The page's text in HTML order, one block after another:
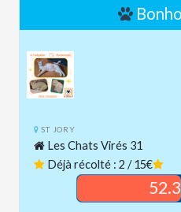
ST JORY
Les Chats Virés 31
Déjà récolté : 2 / 15€